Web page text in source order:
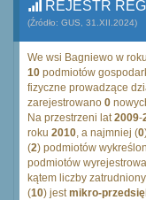
REJESTR
(Źródło: GUS, 31.XII.2024)
We wsi Bagniewo w
10 podmiotów
fizyczne prowadzące
zarejestrowano 0
Na przestrzeni lat2009-
roku 2010, a najmniej (0
(2) podmiotów
podmiotów
kątem liczby
(10) jestmikro-